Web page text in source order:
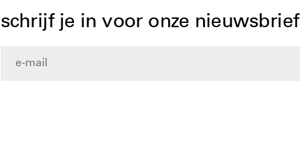
schrijf je in voor onze nieuwsbrief